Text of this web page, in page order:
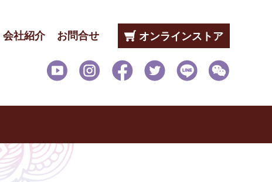
会社紹介 お問合せ オンラインストア